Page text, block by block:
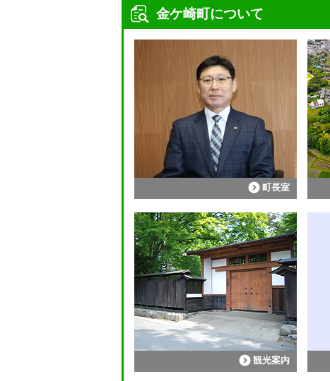
金ケ崎町について
町長室
観光案内